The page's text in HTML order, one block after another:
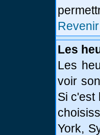
Les
Les
voir
Si c'est
York,